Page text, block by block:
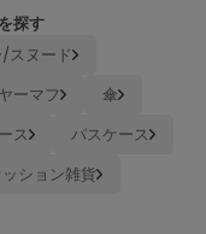
探す
スヌード
ーマフ
傘
ス
パスケース
ション雑貨